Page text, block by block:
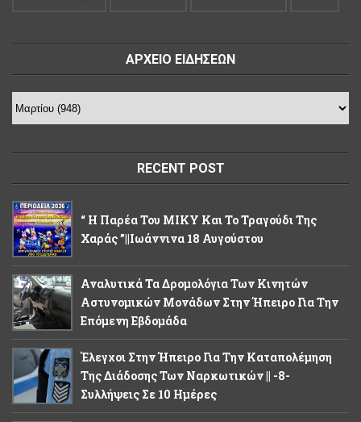
ΑΡΧΕΙΟ ΕΙΔΗΣΕΩΝ
RECENT POST
“ Η Παρέα Του ΜΙΚΥ Και Το Τραγούδι Της
Χαράς ”||Ιωάννινα 18 Αυγούστου
Αναλυτικά Τα Δρομολόγια Των Κινητών
Αστυνομικών Μονάδων Στην Ήπειρο Για Την
Επόμενη Εβδομάδα
Έλεγχοι Στην Ήπειρο Για Την Καταπολέμηση
Της Διάδοσης Των Ναρκωτικών || -8-
Συλλήψεις Σε 10 Ημέρες